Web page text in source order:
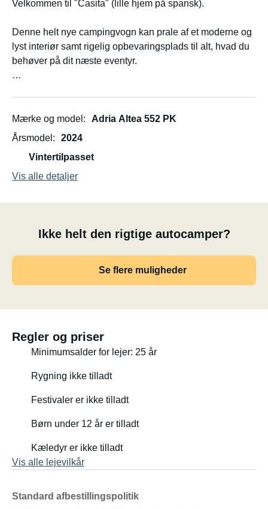
Velkommen til "Casita" (lille hjem på spansk).
Denne helt nye campingvogn kan prale af et moderne og
lyst interiør samt rigelig opbevaringsplads til alt, hvad du
behøver på dit næste eventyr.
Indeni finder du en stor dobbeltseng, tre børnesenge, og
et rummeligt indendørs brusebad.
med fire skamler, udendørs tæpper, alt nødvendigt
og gryde, skærebræt, servietter osv.), spil, farveblyanter,
Polaroid-fotoprinter!
: ... Dansk:
interiør og masser af opbevaringsplads til alt, hvad du
behøver på dit næste eventyr.
Nu udstyret med en automatisk mover, hvilket gør
manøvrering og parkering helt stressfri.
Indeni har du en stor dobbeltseng, 3 senge til børn, og
Mærke og model
Adria Altea 552 PK
Årsmodel
2024
Vintertilpasset
Vis alle detaljer
Ikke helt den rigtige autocamper?
Se flere muligheder
Regler og priser
Minimumsalder for lejer: 25 år
Rygning ikke tilladt
Festivaler er ikke tilladt
Børn under 12 år er tilladt
Kæledyr er ikke tilladt
Vis alle lejevilkår
Standard afbestillingspolitik